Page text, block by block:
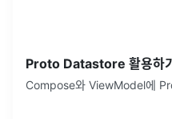
Proto Datastore 활용
Compose와 ViewModel에